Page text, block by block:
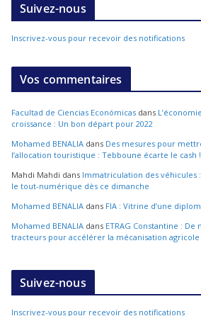
Suivez-nous
Inscrivez-vous pour recevoir des notifications
Vos commentaires
Facultad de Ciencias Económicas dans
croissance : Un bon départ pour 2022
Mohamed BENALIA dans Des mesures pour
l’allocation touristique : Tebboune écarte le cash !
Mahdi Mahdi dans Immatriculation des véhicules
le tout-numérique dès ce dimanche
Mohamed BENALIA dans FIA : Vitrine d’une
Mohamed BENALIA dans ETRAG Constantine :
tracteurs pour accélérer la mécanisation agricole
Suivez-nous
Inscrivez-vous pour recevoir des notifications